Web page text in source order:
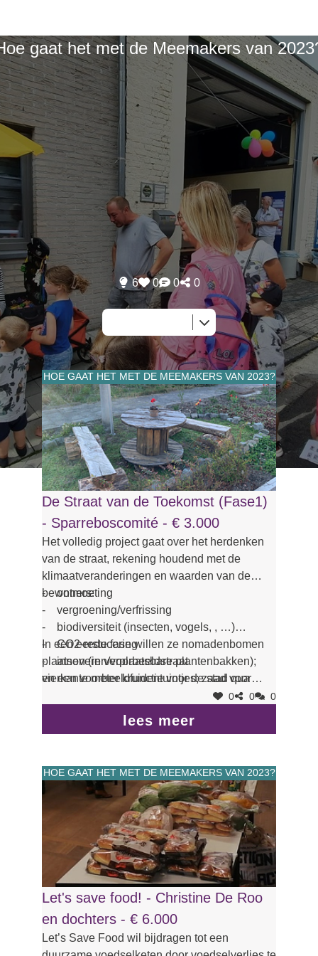
gaat het met de Meemakers van
6 0 0 0
HOE GAAT HET MET DE MEEMAKERS VAN 2023?
De Straat van de Toekomst (Fase1)
- Sparreboscomité - € 3.000
Het volledig project gaat over het herdenken
van de straat, rekening houdend met de
klimaatveranderingen en waarden van de
bewoners:
- ontmoeting
- vergroening/verfrissing
- biodiversiteit (insecten, vogels, , …)
- CO2-reducering
- innoveren/voorbeeldstraat
en een voorbeeldfunctie voor de stad qua
Meer veiligheid voor spelende kinderen
(verkeersremmers).
In een eerste fase willen ze nomadenbomen
plaatsen (in verplaatsbare plantenbakken);
vierkante meter kruidentuintjes; zaad voor
bloemenweides voor de groene voortuintjes
van 't stad; zitbanken om bij de
nomadenbomen te zetten als verkeersremmer.
0 0 0
lees meer
HOE GAAT HET MET DE MEEMAKERS VAN 2023?
Let's save food! - Christine De Roo
en dochters - € 6.000
Let’s Save Food wil bijdragen tot een